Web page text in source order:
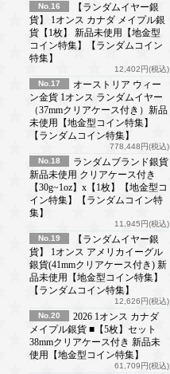
No.16
【ランダムイヤー銀
貨】 1オンス カナダ メイプル銀
貨【1枚】 新品未使用【地金型
コイン特集】【ランダムコイン
特集】
12,402円(税込)
No.17
オーストリア ウィー
ン金貨 1オンス ランダムイヤー
（37mmクリアケース付き）新品
未使用【地金型コイン特集】
【ランダムコイン特集】
778,448円(税込)
No.18
ランダムブランド銀貨
新品未使用 クリアケース付き
【30g~1oz】x【1枚】【地金型コ
イン特集】【ランダムコイン特
集】
11,945円(税込)
No.19
【ランダムイヤー銀
貨】 1オンス アメリカイーグル
銀貨(41mmクリアケース付き) 新
品未使用【地金型コイン特集】
【ランダムコイン特集】
12,626円(税込)
No.20
2026 1オンス カナダ
メイプル銀貨 ■【5枚】セット
38mmクリアケース付き 新品未
使用【地金型コイン特集】
61,709円(税込)